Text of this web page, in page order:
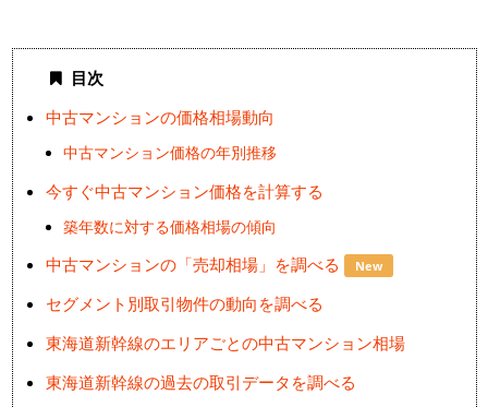
目次
中古マンションの価格相場動向
中古マンション価格の年別推移
今すぐ中古マンション価格を計算する
築年数に対する価格相場の傾向
中古マンションの「売却相場」を調べる New
セグメント別取引物件の動向を調べる
東海道新幹線のエリアごとの中古マンション相場
東海道新幹線の過去の取引データを調べる